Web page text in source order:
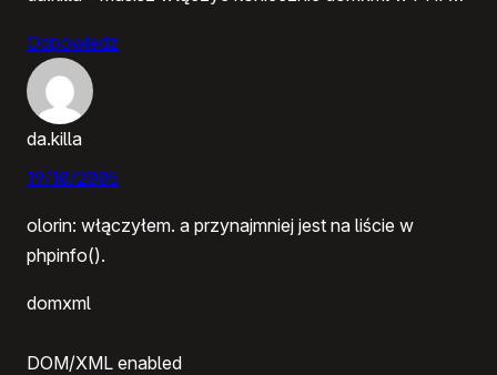
Odpowiedz
da.killa
19/10/2005
olorin: włączyłem. a przynajmniej jest na liście w
phpinfo().
domxml
DOM/XML enabled